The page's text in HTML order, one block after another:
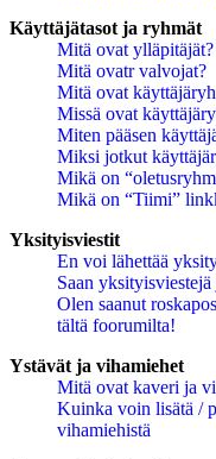
Käyttäjätasot ja ryhmät
Mitä ovat ylläpitäjät?
Mitä ovatr valvojat?
Mitä ovat
Missä ovat
Miten pääsen
Miksi jotkut
Mikä on
Mikä on “Tiimi”
Yksityisviestit
En voi lähettää
Saan
Olen saanut
tältä foorumilta!
Ystävät ja vihamiehet
Mitä ovat kaveri ja
Kuinka voin lisätä /
vihamiehistä